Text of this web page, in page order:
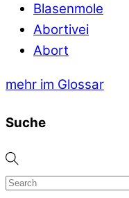
Blasenmole
Abortivei
Abort
mehr im Glossar
Suche